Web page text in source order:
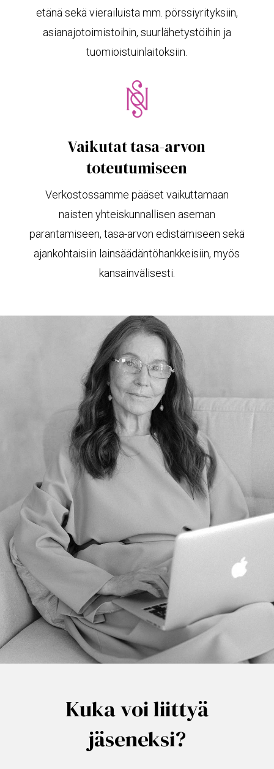
etänä sekä vierailuista mm. pörssiyrityksiin,
asianajotoimistoihin, suurlähetystöihin ja
tuomioistuinlaitoksiin.
Vaikutat tasa-arvon
toteutumiseen
Verkostossamme pääset vaikuttamaan
naisten yhteiskunnallisen aseman
parantamiseen, tasa-arvon edistämiseen sekä
ajankohtaisiin lainsäädäntöhankkeisiin, myös
kansainvälisesti.
Kuka voi liittyä
jäseneksi?